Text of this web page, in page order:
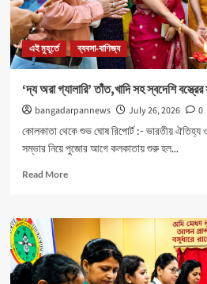
এই মুহূর্তে ব্যবসা-বাণিজ্য
‘দ্য অরা গ্যালারি’ তাঁত,খাদি সহ স্বদেশি
bangadarpannews July 26, 2026
0
কোলকাতা থেকে শুভ ঘোষ রিপোর্ট :- ভারতীয় ঐতিহ্য ও
সম্ভার নিয়ে পুজোর আগে কলকাতায় শুরু হল...
Read MoreRead
‘দ্য
গ্যালারি’
তাঁত,খাদি
সহ